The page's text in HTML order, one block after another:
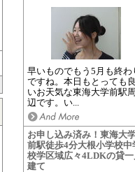
早いものでもう5月も終わ
ですね。本日もとっても良
いお天気な東海大学前駅周
辺です。い...
お申し込み済み！東海大
前駅徒歩4分大根小学校中
校学区域広々4LDKの貸一
建て